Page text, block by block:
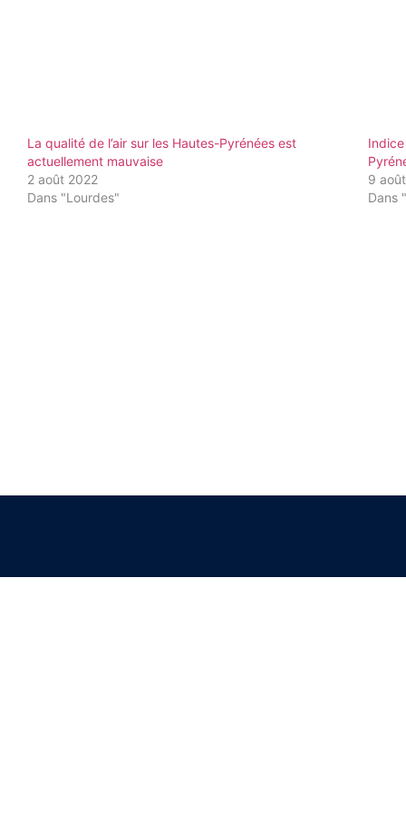
La qualité de l’air sur les Hautes-Pyrénées est
actuellement mauvaise
2 août 2022
Dans "Lourdes"
9
Dans